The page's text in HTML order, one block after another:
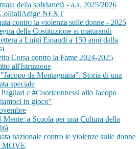
della solidarietà - a.s. 2025/2026
NEXT
contro la violenza sulle donne - 2025
della Costituzione ai maturandi
a Luigi Einaudi a 150 anni dalla
Corsa contro la Fame 2024-2025
all'Istruzione
da Montagnana". Storia di una
speciale
e #Cuoriconnessi allo Jacopo
in gioco”
Mente: a Scuola per una Cultura della
nazionale contro le violenze sulle donne
MOVE